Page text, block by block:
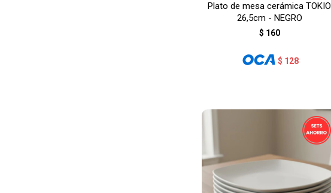
Plato de mesa cerámica TOKIO
26,5cm - NEGRO
$ 160
$ 128